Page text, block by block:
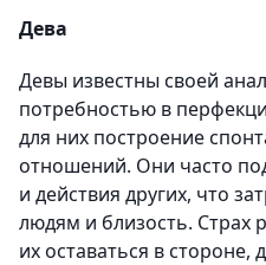
Дева
Девы известны своей
потребностью в
для них построение
отношений. Они часто
и действия других, что
людям и близость. Страх
их оставаться в стороне,